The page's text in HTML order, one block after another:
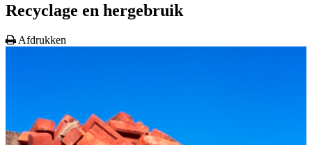
Recyclage en hergebruik
Afdrukken